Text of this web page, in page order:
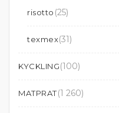
risotto (25)
texmex(31)
KYCKLING(100)
MATPRAT(1 260)